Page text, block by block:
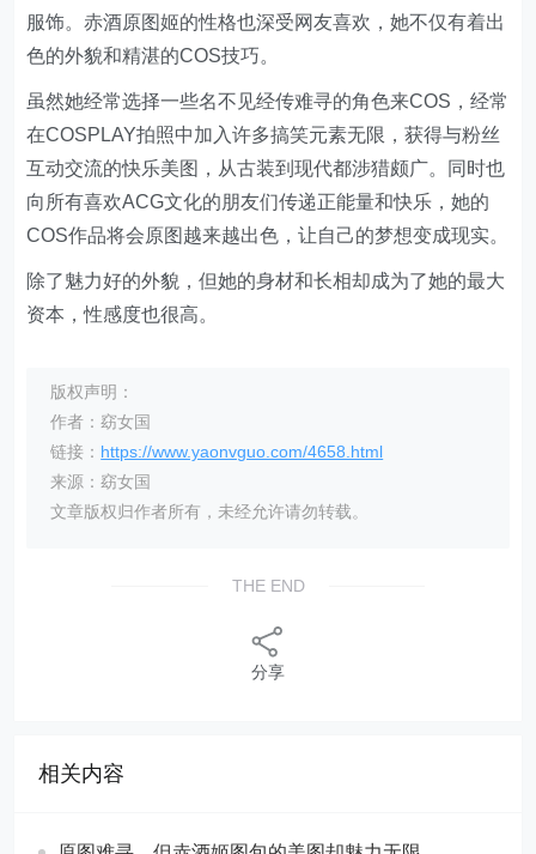
服饰。赤酒原图姬的性格也深受网友喜欢，她不仅有着出
色的外貌和精湛的COS技巧。
虽然她经常选择一些名不见经传难寻的角色来COS，经常
在COSPLAY拍照中加入许多搞笑元素无限，获得与粉丝
互动交流的快乐美图，从古装到现代都涉猎颇广。同时也
向所有喜欢ACG文化的朋友们传递正能量和快乐，她的
COS作品将会原图越来越出色，让自己的梦想变成现实。
除了魅力好的外貌，但她的身材和长相却成为了她的最大
资本，性感度也很高。
版权声明：
作者：窈女国
链接： https://www.yaonvguo.com/4658.html
来源：窈女国
文章版权归作者所有，未经允许请勿转载。
THE END
分享
相关内容